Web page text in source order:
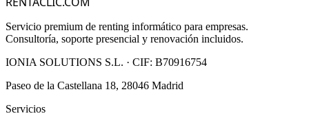
Servicio premium de renting informático para empresas.
Consultoría, soporte presencial y renovación incluidos.
IONIA SOLUTIONS S.L. · CIF: B70916754
Paseo de la Castellana 18, 28046 Madrid
Servicios